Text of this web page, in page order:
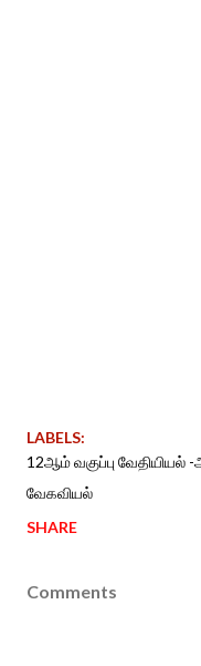
LABELS:
12ஆம் வகுப்பு வேதியியல்
வேகவியல்
SHARE
Comments